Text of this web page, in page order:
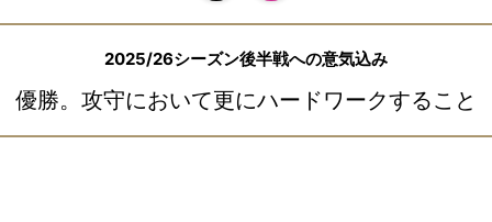
2025/26シーズン後半戦への意気込み
優勝。攻守において更にハードワークすること